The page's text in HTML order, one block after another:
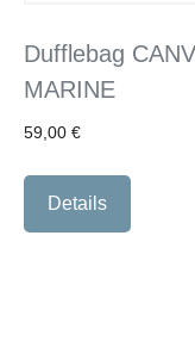
Dufflebag
MARINE
59,00 €
Details